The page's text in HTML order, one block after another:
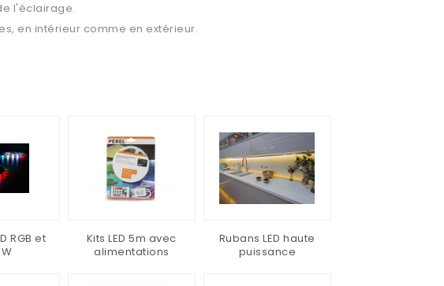
l'éclairage.
en intérieur comme en extérieur.
RGB et
Kits LED 5m avec
alimentations
Rubans LED haute
puissance